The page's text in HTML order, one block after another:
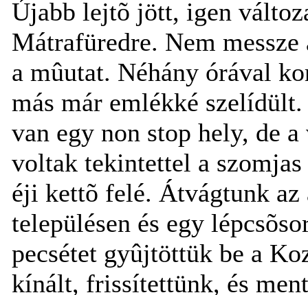
Újabb lejtõ jött, igen
Mátrafüredre. Nem
a mûutat. Néhány órával
más már emlékké
van egy non stop hely, de
voltak tekintettel a
éji kettõ felé. Átvágtunk az
településen és egy
pecsétet gyûjtöttük be a
kínált, frissítettünk, és